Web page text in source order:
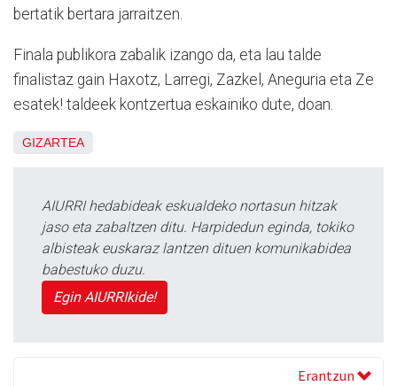
bertatik bertara jarraitzen.
Finala publikora zabalik izango da, eta lau talde
finalistaz gain Haxotz, Larregi, Zazkel, Aneguria eta Ze
esatek! taldeek kontzertua eskainiko dute, doan.
GIZARTEA
AIURRI hedabideak eskualdeko nortasun hitzak
jaso eta zabaltzen ditu. Harpidedun eginda, tokiko
albisteak euskaraz lantzen dituen komunikabidea
babestuko duzu.
Egin AIURRIkide!
Erantzun